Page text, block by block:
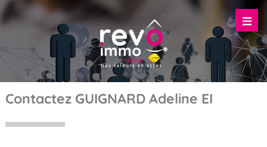
Contactez GUIGNARD Adeline EI